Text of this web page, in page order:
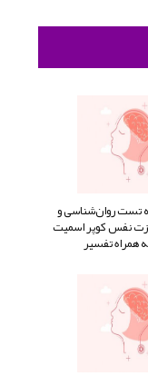
تست روان‌شناسی و
نفس کوپر اسمیت